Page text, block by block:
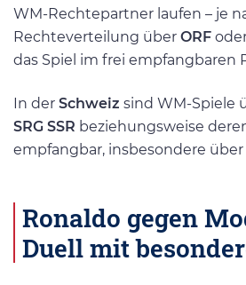
WM-Rechtepartner laufen – je
Rechteverteilung über ORF
das Spiel im frei empfangbaren
In der Schweiz sind WM-Spiele
SRG SSR beziehungsweise
empfangbar, insbesondere über
Ronaldo gegen
Duell mit